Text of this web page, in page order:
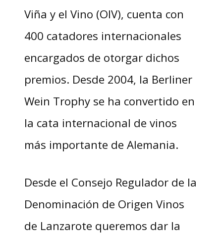
Viña y el Vino (OIV), cuenta con
400 catadores internacionales
encargados de otorgar dichos
premios. Desde 2004, la Berliner
Wein Trophy se ha convertido en
la cata internacional de vinos
más importante de Alemania.
Desde el Consejo Regulador de la
Denominación de Origen Vinos
de Lanzarote queremos dar la